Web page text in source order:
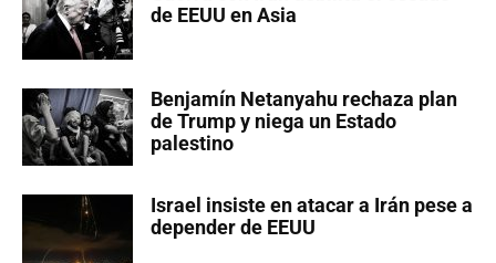
de EEUU en Asia
Benjamín Netanyahu rechaza plan
de Trump y niega un Estado
palestino
Israel insiste en atacar a Irán pese a
depender de EEUU